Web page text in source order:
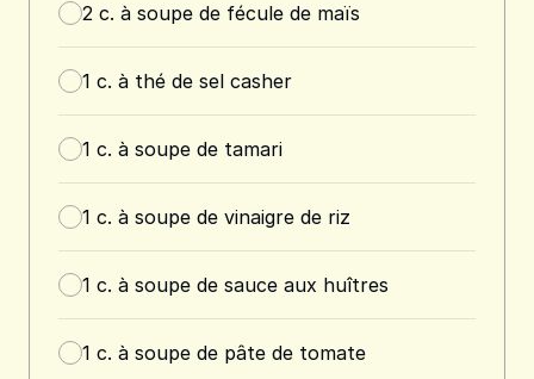
2 c. à soupe de fécule de maïs
1 c. à thé de sel casher
1 c. à soupe de tamari
1 c. à soupe de vinaigre de riz
1 c. à soupe de sauce aux huîtres
1 c. à soupe de pâte de tomate